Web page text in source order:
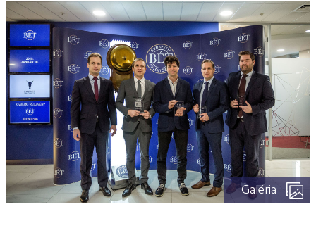
ESG Útmutató
Galéria